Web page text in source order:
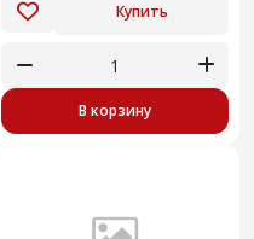
Купить
В корзину